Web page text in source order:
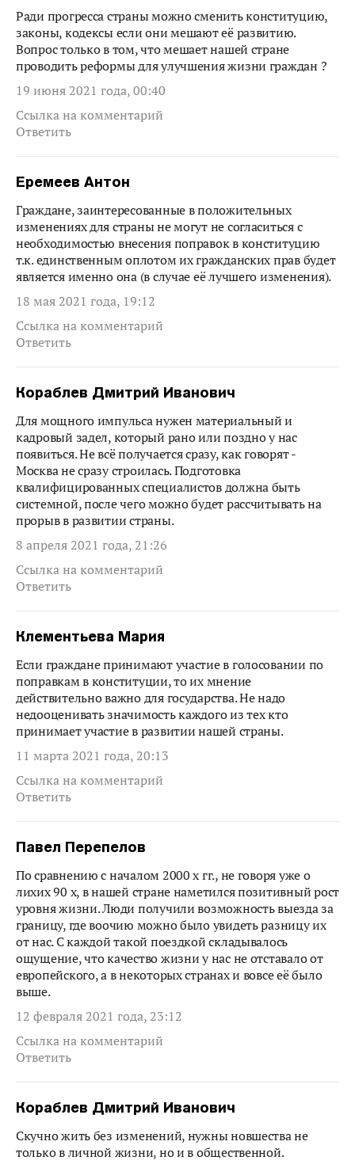
Ради прогресса страны можно сменить конституцию,
законы, кодексы если они мешают её развитию.
Вопрос только в том, что мешает нашей стране
проводить реформы для улучшения жизни граждан ?
19 июня 2021 года, 00:40
Ссылка на комментарий
Ответить
Еремеев Антон
Граждане, заинтересованные в положительных
изменениях для страны не могут не согласиться с
необходимостью внесения поправок в конституцию
т.к. единственным оплотом их гражданских прав будет
является именно она (в случае её лучшего изменения).
18 мая 2021 года, 19:12
Ссылка на комментарий
Ответить
Кораблев Дмитрий Иванович
Для мощного импульса нужен материальный и
кадровый задел, который рано или поздно у нас
появиться. Не всё получается сразу, как говорят -
Москва не сразу строилась. Подготовка
квалифицированных специалистов должна быть
системной, после чего можно будет рассчитывать на
прорыв в развитии страны.
8 апреля 2021 года, 21:26
Ссылка на комментарий
Ответить
Клементьева Мария
Если граждане принимают участие в голосовании по
поправкам в конституции, то их мнение
действительно важно для государства. Не надо
недооценивать значимость каждого из тех кто
принимает участие в развитии нашей страны.
11 марта 2021 года, 20:13
Ссылка на комментарий
Ответить
Павел Перепелов
По сравнению с началом 2000 х гг., не говоря уже о
лихих 90 х, в нашей стране наметился позитивный рост
уровня жизни. Люди получили возможность выезда за
границу, где воочию можно было увидеть разницу их
от нас. С каждой такой поездкой складывалось
ощущение, что качество жизни у нас не отставало от
европейского, а в некоторых странах и вовсе её было
выше.
12 февраля 2021 года, 23:12
Ссылка на комментарий
Ответить
Кораблев Дмитрий Иванович
Скучно жить без изменений, нужны новшества не
только в личной жизни, но и в общественной.